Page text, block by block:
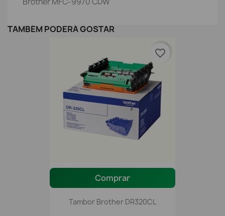
TAMBÉM PODERÁ GOSTAR
Comprar
Tambor Brother DR320CL
favorite_border